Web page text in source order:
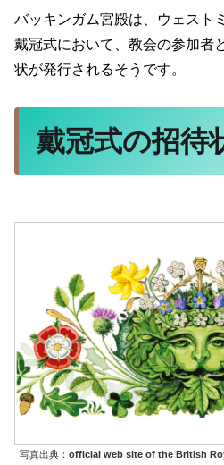
バッキンガム宮殿は、ウェスト
戴冠式において、教会の参加者
状が発行されるそうです。
戴冠式の招待
写真出典： official web site of the British